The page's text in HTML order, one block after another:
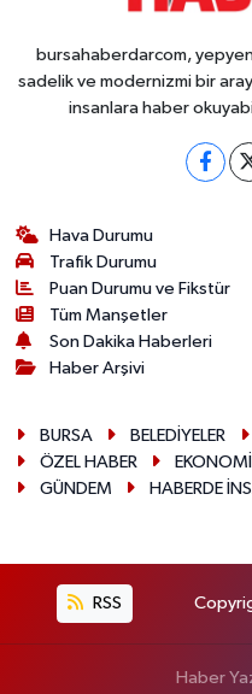
bursahaberdarcom,
sadelik ve modernizmi bir
insanlara haber
Hava Durumu
Trafik Durumu
Puan Durumu ve Fikstür
Tüm Manşetler
Son Dakika Haberleri
Haber Arşivi
BURSA BELEDİYELER
ÖZEL HABER
EKONOMİ
GÜNDEM
HABERDE
RSS
Haber